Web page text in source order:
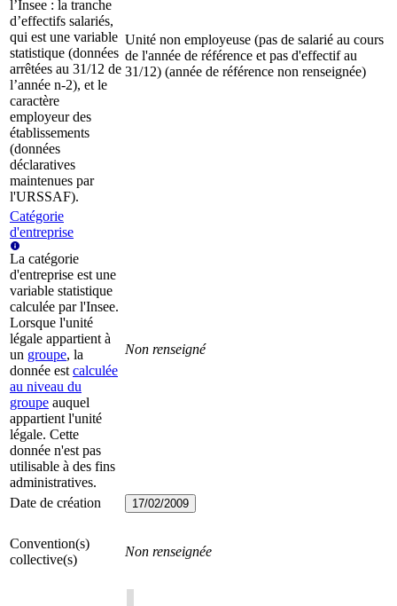
l’Insee : la tranche
d’effectifs salariés,
qui est une variable
statistique (données
arrêtées au 31/12 de
l’année n-2), et le
caractère
employeur des
établissements
(données
déclaratives
maintenues par
l'URSSAF).
Unité non employeuse (pas de salarié au cours
de l'année de référence et pas d'effectif au
31/12) (année de référence non renseignée)
Catégorie
d'entreprise
La catégorie
d'entreprise est une
variable statistique
calculée par l'Insee.
Lorsque l'unité
légale appartient à
un groupe, la
donnée est calculée
au niveau du
groupe auquel
appartient l'unité
légale. Cette
donnée n'est pas
utilisable à des fins
administratives.
Non renseigné
Date de création 17/02/2009
Convention(s)
collective(s)
Non renseignée